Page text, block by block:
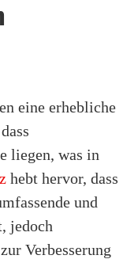
eine erhebliche
liegen, was in
hebt hervor, dass
und
jedoch
Verbesserung